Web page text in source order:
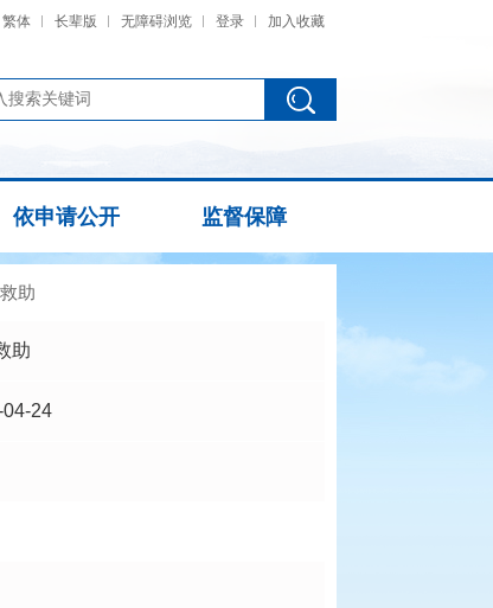
繁体 长辈版 无障碍浏览 登录 加入收藏
依申请公开 监督保障
助
助
04-24